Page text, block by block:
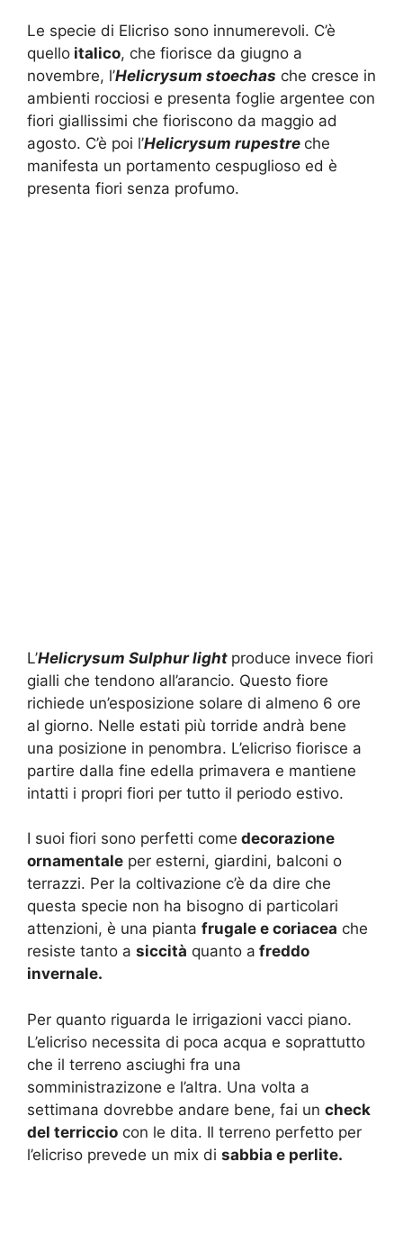
Le specie di Elicriso sono innumerevoli. C’è
quello italico, che fiorisce da giugno a
novembre, l’Helicrysum stoechas che cresce in
ambienti rocciosi e presenta foglie argentee con
fiori giallissimi che fioriscono da maggio ad
agosto. C’è poi l’Helicrysum rupestre che
manifesta un portamento cespuglioso ed è
presenta fiori senza profumo.
L’Helicrysum Sulphur light produce invece fiori
gialli che tendono all’arancio. Questo fiore
richiede un’esposizione solare di almeno 6 ore
al giorno. Nelle estati più torride andrà bene
una posizione in penombra. L’elicriso fiorisce a
partire dalla fine edella primavera e mantiene
intatti i propri fiori per tutto il periodo estivo.
I suoi fiori sono perfetti come decorazione
ornamentale per esterni, giardini, balconi o
terrazzi. Per la coltivazione c’è da dire che
questa specie non ha bisogno di particolari
attenzioni, è una pianta frugale e coriacea che
resiste tanto a siccità quanto a freddo
invernale.
Per quanto riguarda le irrigazioni vacci piano.
L’elicriso necessita di poca acqua e soprattutto
che il terreno asciughi fra una
somministrazizone e l’altra. Una volta a
settimana dovrebbe andare bene, fai un check
del terriccio con le dita. Il terreno perfetto per
l’elicriso prevede un mix di sabbia e perlite.